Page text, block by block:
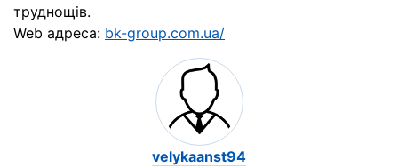
труднощів.
Web адреса: bk-group.com.ua/
velykaanst94